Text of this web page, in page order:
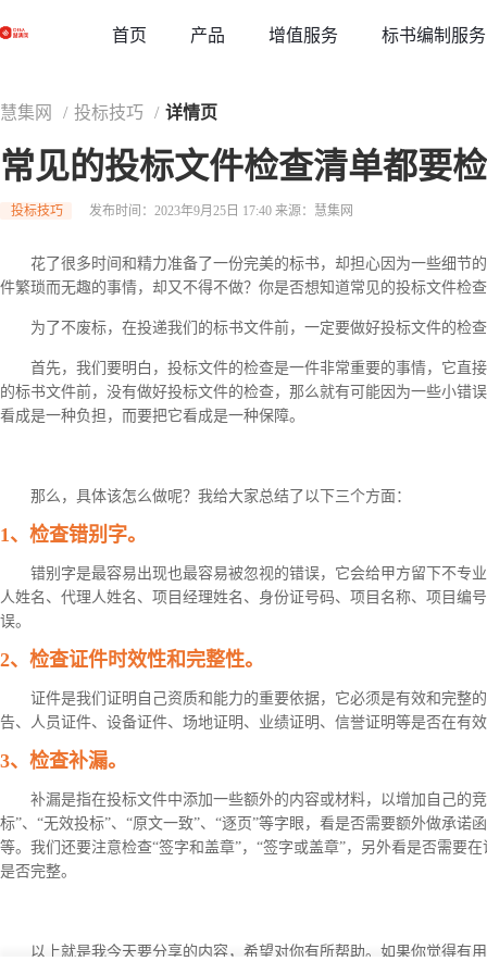
首页 产品 增值服务 标书编制服务
慧集网 / 投标技巧 / 详情页
常见的投标文件检查清单都要
投标技巧 发布时间：2023年9月25日 17:40 来源：慧集网
花了很多时间和精力准备了一份完美的标书，却担心因为一些细节
件繁琐而无趣的事情，却又不得不做？你是否想知道常见的投标文件检
为了不废标，在投递我们的标书文件前，一定要做好投标文件的检
首先，我们要明白，投标文件的检查是一件非常重要的事情，它直
的标书文件前，没有做好投标文件的检查，那么就有可能因为一些小错
看成是一种负担，而要把它看成是一种保障。
那么，具体该怎么做呢？我给大家总结了以下三个方面：
1、检查错别字。
错别字是最容易出现也最容易被忽视的错误，它会给甲方留下不专
人姓名、代理人姓名、项目经理姓名、身份证号码、项目名称、项目编
误。
2、检查证件时效性和完整性。
证件是我们证明自己资质和能力的重要依据，它必须是有效和完整
告、人员证件、设备证件、场地证明、业绩证明、信誉证明等是否在有
3、检查补漏。
补漏是指在投标文件中添加一些额外的内容或材料，以增加自己的
标”、“无效投标”、“原文一致”、“逐页”等字眼，看是否需要额外做承
等。我们还要注意检查“签字和盖章”，“签字或盖章”，另外看是否需要
是否完整。
以上就是我今天要分享的内容，希望对你有所帮助。如果你觉得有